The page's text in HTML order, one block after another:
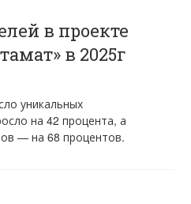
в проекте
в 2025г
уникальных
на 42 процента, а
— на 68 процентов.